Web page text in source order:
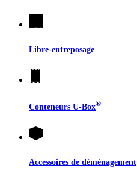
Libre-entreposage
Conteneurs U-Box®
Accessoires de déménagement